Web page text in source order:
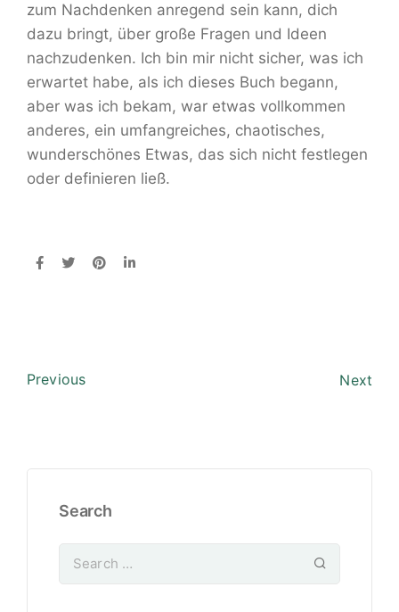
zum Nachdenken anregend sein kann, dich
dazu bringt, über große Fragen und Ideen
nachzudenken. Ich bin mir nicht sicher, was ich
erwartet habe, als ich dieses Buch begann,
aber was ich bekam, war etwas vollkommen
anderes, ein umfangreiches, chaotisches,
wunderschönes Etwas, das sich nicht festlegen
oder definieren ließ.
Previous Next
Search